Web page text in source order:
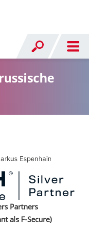
Espenhain
Partners
als F-Secure)